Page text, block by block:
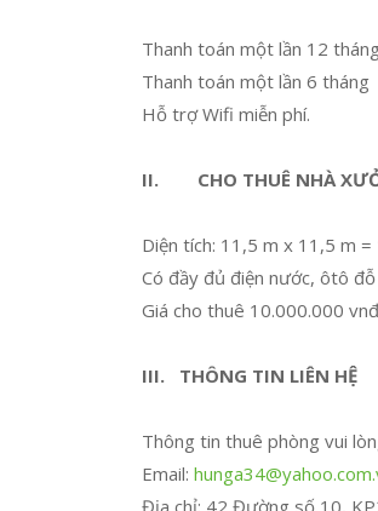
Thanh toán một lần 12
Thanh toán một lần 6
Hỗ trợ Wifi miễn phí.
II. CHO THUÊ NHÀ
Diện tích: 11,5 m x 11,5 m
Có đầy đủ điện nước, ôtô
Giá cho thuê 10.000.000
III. THÔNG TIN LIÊN HỆ
Thông tin thuê phòng vui
Email:
Địa chỉ: 42 Đường số 10,